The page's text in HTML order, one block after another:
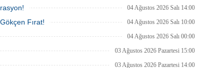
04 Ağustos 2026 Salı 14:00
Fırat! 04 Ağustos 2026 Salı 10:00
04 Ağustos 2026 Salı 00:00
03 Ağustos 2026 Pazartesi 15:00
03 Ağustos 2026 Pazartesi 14:00